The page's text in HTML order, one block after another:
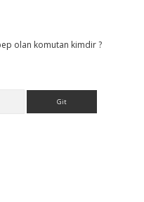
olan komutan kimdir ?